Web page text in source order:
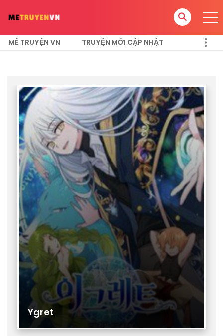
MÊ TRUYỆN VN TRUYỆN MỚI CẬP NHẬT
Ygret